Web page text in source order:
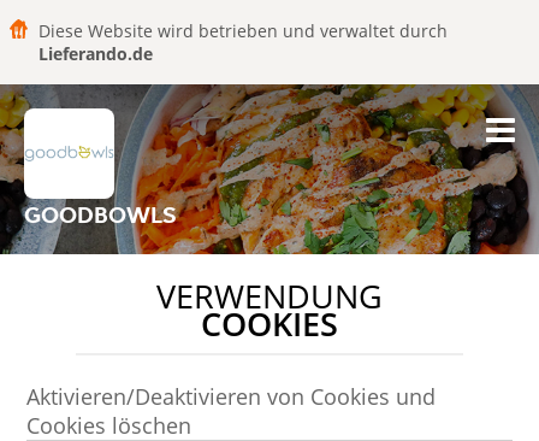
Diese Website wird betrieben und verwaltet durch
Lieferando.de
GOODBOWLS
VERWENDUNG
COOKIES
Aktivieren/Deaktivieren von Cookies und
Cookies löschen